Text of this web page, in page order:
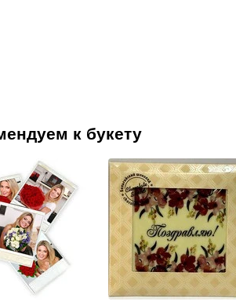
к букету